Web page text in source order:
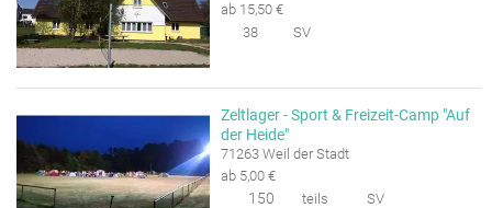
ab 15,50 €
38
SV
Zeltlager - Sport & Freizeit-Camp "Auf
der Heide"
71263 Weil der Stadt
ab 5,00 €
150 teils SV